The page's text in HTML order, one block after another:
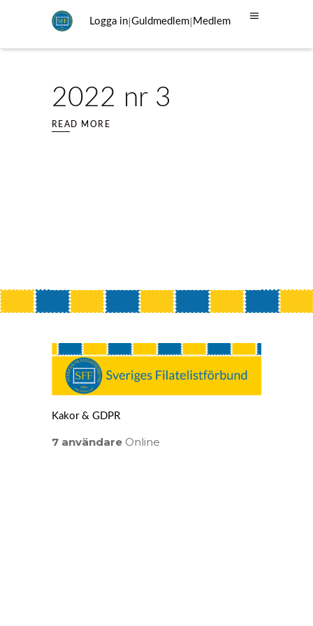
Logga in|Guldmedlem| Medlem
2022 nr 3
READ MORE
Kakor & GDPR
7 användare Online